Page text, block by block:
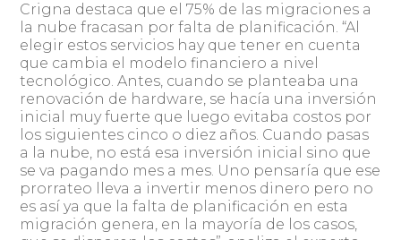
Crigna destaca que el 75% de las migraciones a
la nube fracasan por falta de planificación. “Al
elegir estos servicios hay que tener en cuenta
que cambia el modelo financiero a nivel
tecnológico. Antes, cuando se planteaba una
renovación de hardware, se hacía una inversión
inicial muy fuerte que luego evitaba costos por
los siguientes cinco o diez años. Cuando pasas
a la nube, no está esa inversión inicial sino que
se va pagando mes a mes. Uno pensaría que ese
prorrateo lleva a invertir menos dinero pero no
es así ya que la falta de planificación en esta
migración genera, en la mayoría de los casos,